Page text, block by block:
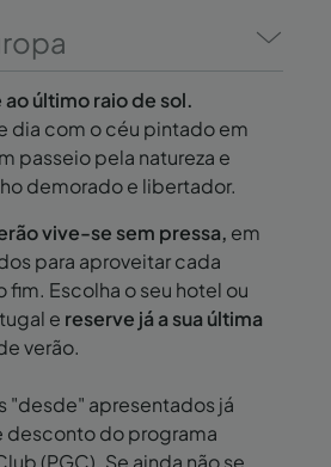
último raio de sol.
dia com o céu pintado em
passeio pela natureza e
demorado e libertador.
vive-se sem pressa, em
para aproveitar cada
fim. Escolha o seu hotel ou
e reserve já a sua última
verão.
"desde" apresentados já
desconto do programa
(PGC). Se ainda não se